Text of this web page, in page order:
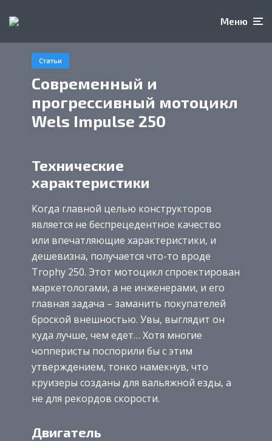
Меню
Статьи
Современный и
прогрессивный мотоцикл
Wels Impulse 250
Технические
характеристики
Когда главной целью конструкторов
является не беспрецедентное качество
или впечатляющие характеристики, и
дешевизна, получается что-то вроде
Trophy 250. Этот мотоцикл спроектирован
маркетологами, а не инженерами, и его
главная задача – заманить покупателей
броской внешностью. Увы, выглядит он
куда лучше, чем едет… Хотя многие
чопперисты поспорили бы с этим
утверждением, тонко намекнув, что
круизеры созданы для вальяжной езды, а
не для рекордов скорости.
Двигатель